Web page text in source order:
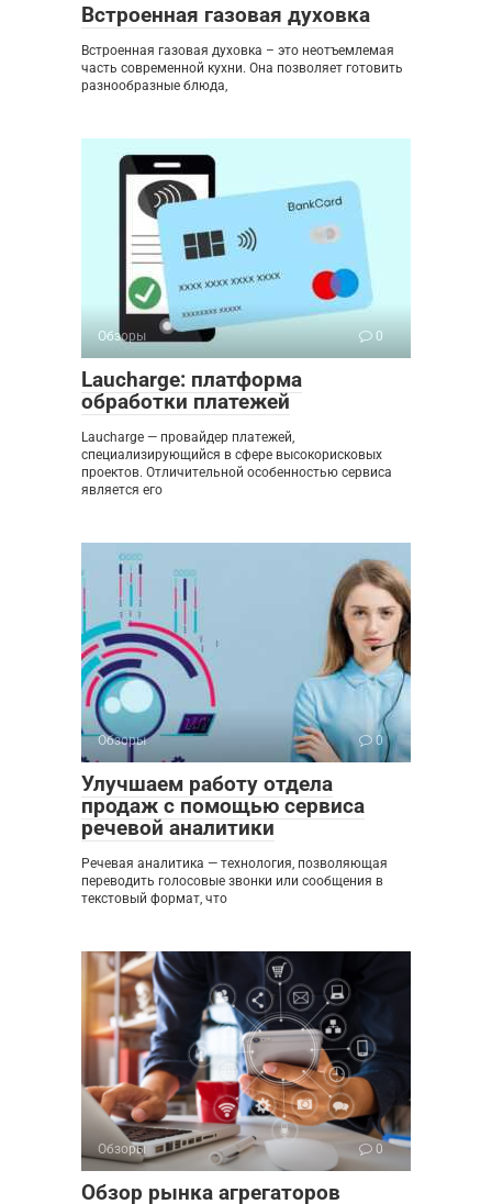
Встроенная газовая духовка
Встроенная газовая духовка – это неотъемлемая
часть современной кухни. Она позволяет готовить
разнообразные блюда,
Обзоры 0
Laucharge: платформа
обработки платежей
Laucharge — провайдер платежей,
специализирующийся в сфере высокорисковых
проектов. Отличительной особенностью сервиса
является его
Обзоры 0
Улучшаем работу отдела
продаж с помощью сервиса
речевой аналитики
Речевая аналитика — технология, позволяющая
переводить голосовые звонки или сообщения в
текстовый формат, что
Обзоры 0
Обзор рынка агрегаторов